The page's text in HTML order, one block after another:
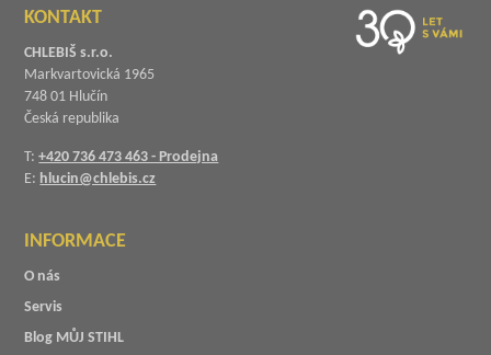
KONTAKT
CHLEBIŠ s.r.o.
Markvartovická 1965
748 01 Hlučín
Česká republika
T:+420 736 473 463 - Prodejna
E: hlucin@chlebis.cz
INFORMACE
O nás
Servis
Blog MŮJ STIHL